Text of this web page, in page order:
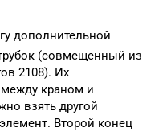
дополнительной
(совмещенный из
2108). Их
краном и
взять другой
Второй конец